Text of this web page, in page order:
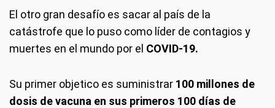
El otro gran desafío es sacar al país de la
catástrofe que lo puso como líder de contagios y
muertes en el mundo por el COVID-19.
Su primer objetico es suministrar 100 millones de
dosis de vacuna en sus primeros 100 días de